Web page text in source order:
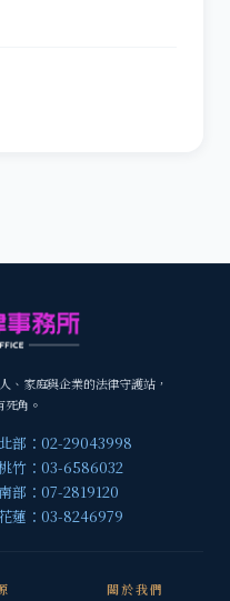
、家庭與企業的法律守護站，
角。
部：02-29043998
竹：03-6586032
南部：07-2819120
蓮：03-8246979
關於我們